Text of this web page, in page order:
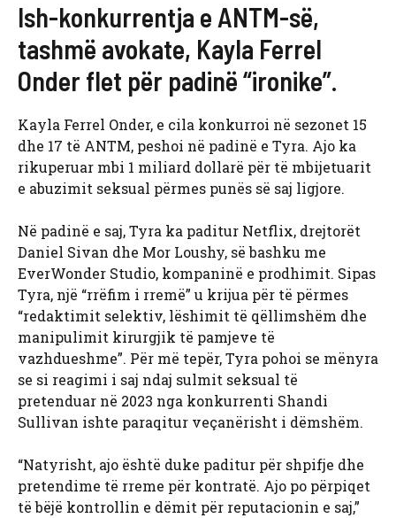
Ish-konkurrentja e ANTM-së,
tashmë avokate, Kayla Ferrel
Onder flet për padinë “ironike”.
Kayla Ferrel Onder, e cila konkurroi në sezonet 15
dhe 17 të ANTM, peshoi në padinë e Tyra. Ajo ka
rikuperuar mbi 1 miliard dollarë për të mbijetuarit
e abuzimit seksual përmes punës së saj ligjore.
Në padinë e saj, Tyra ka paditur Netflix, drejtorët
Daniel Sivan dhe Mor Loushy, së bashku me
EverWonder Studio, kompaninë e prodhimit. Sipas
Tyra, një “rrëfim i rremë” u krijua për të përmes
“redaktimit selektiv, lëshimit të qëllimshëm dhe
manipulimit kirurgjik të pamjeve të
vazhdueshme”. Për më tepër, Tyra pohoi se mënyra
se si reagimi i saj ndaj sulmit seksual të
pretenduar në 2023 nga konkurrenti Shandi
Sullivan ishte paraqitur veçanërisht i dëmshëm.
“Natyrisht, ajo është duke paditur për shpifje dhe
pretendime të rreme për kontratë. Ajo po përpiqet
të bëjë kontrollin e dëmit për reputacionin e saj,”